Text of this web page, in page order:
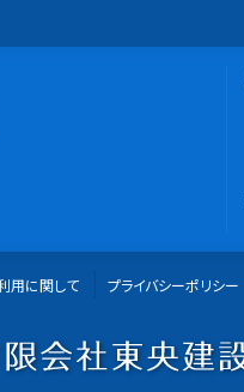
用に関して プライバシーポリシー